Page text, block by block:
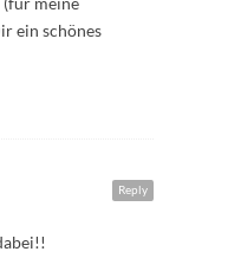
ein schönes
Reply